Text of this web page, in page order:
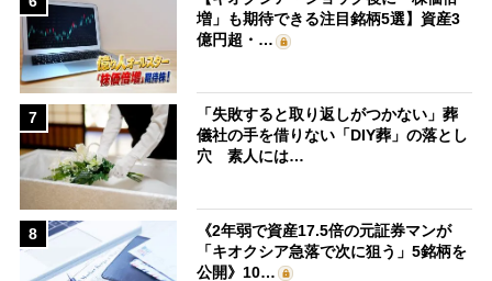
増」も期待できる注目銘柄5選】資産3
億円超・…
7
「失敗すると取り返しがつかない」葬
儀社の手を借りない「DIY葬」の落とし
穴 素人には…
8
《2年弱で資産17.5倍の元証券マンが
「キオクシア急落で次に狙う」5銘柄を
公開》10…